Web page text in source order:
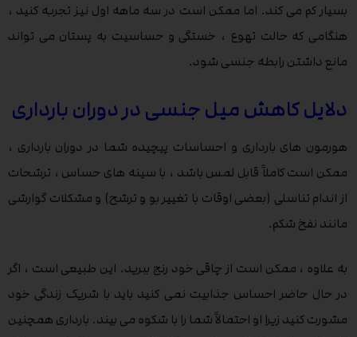
بسیار کم می کند. اما ممکن است در سه ماهه اول نیز تجربه کنید ،
هنگامی که حالت تهوع ، خستگی و حساسیت به پستان می تواند
مانع داشتن رابطه جنسی شود.
دلایل کاهش میل جنسی در دوران بارداری
هورمون های بارداری و احساسات پیچیده شما در دوران بارداری ،
ممکن است کاملاً قابل لمس باشد ، با سینه های حساس ، ترشحات
از اندام تناسلی (بعضی اوقات با تغییر بو و ترشح) و مشکلات گوارشی
مانند نفخ شکم.
به علاوه ، ممکن است از چاقی خود رنج ببرید. این طبیعی است ، اگر
در حال حاضر احساس جذابیت نمی کنید باید با شریک زندگی خود
مشورت کنید زیرا او احتمالاً شما را با شکوه می بیند. بارداری همچنین